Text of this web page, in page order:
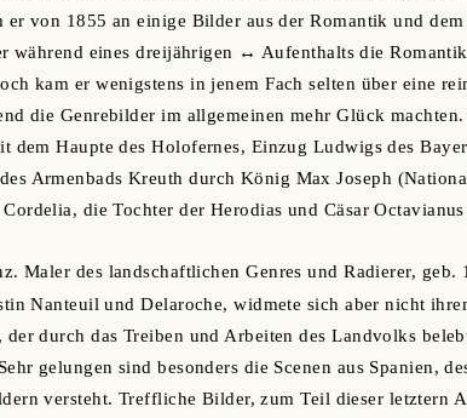
von 1855 an einige Bilder aus der Romantik und
während eines dreijährigen ↔ Aufenthalts die
kam er wenigstens in jenem Fach selten über eine
die Genrebilder im allgemeinen mehr Glück machten.
dem Haupte des Holofernes, Einzug Ludwigs des
Armenbads Kreuth durch König Max Joseph
die Tochter der Herodias und Cäsar
Maler des landschaftlichen Genres und Radierer, geb.
Nanteuil und Delaroche, widmete sich aber nicht
durch das Treiben und Arbeiten des Landvolks
gelungen sind besonders die Scenen aus Spanien,
versteht. Treffliche Bilder, zum Teil dieser letztern